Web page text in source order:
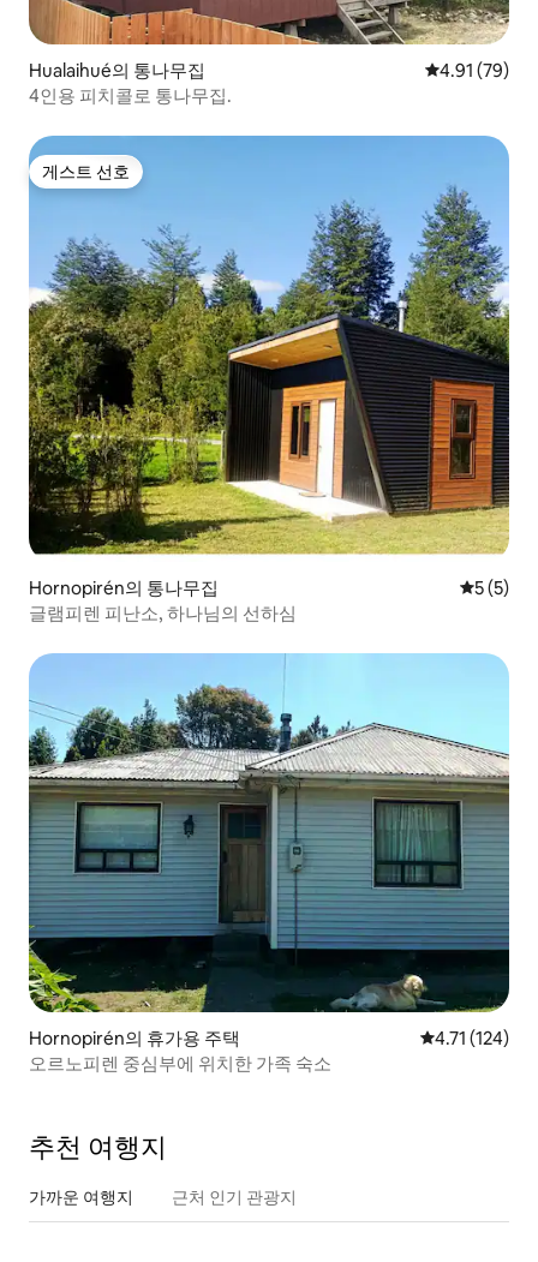
Hualaihué의 통나무집 평점 4.91점
4.91 (79)
4인용 피치콜로 통나무집.
게스트 선호
게스트 선호
Hornopirén의 통나무집 평점 5점
5 (5)
글램피렌 피난소, 하나님의 선하심
Hornopirén의 휴가용 주택 평점 4.71점(5
4.71 (124)
오르노피렌 중심부에 위치한 가족 숙소
추천 여행지
가까운 여행지 근처 인기 관광지